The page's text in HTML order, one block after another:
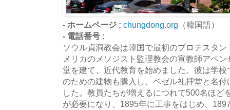
- ホームページ : chungdong.org （韓国語）
- 電話番号 :
ソウル貞洞教会は韓国で最初のプロテスタ
メリカのメソジスト監理教会の宣教師アペ
堂を建て、近代教育を始めました。彼は学
のための建物も購入し、ベゼル礼拝堂と名
した。教員たちが増えるにつれて500名ほど
が必要になり、1895年に工事をはじめ、